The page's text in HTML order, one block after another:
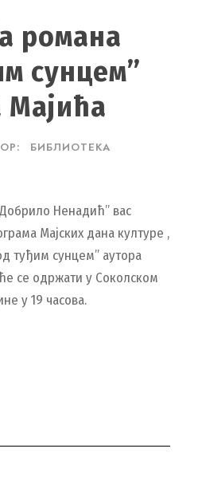
романа
сунцем”
БИБЛИОТЕКА
Ненадић” вас
Мајских дана културе ,
туђим сунцем” аутора
се одржати у Соколском
у 19 часова.